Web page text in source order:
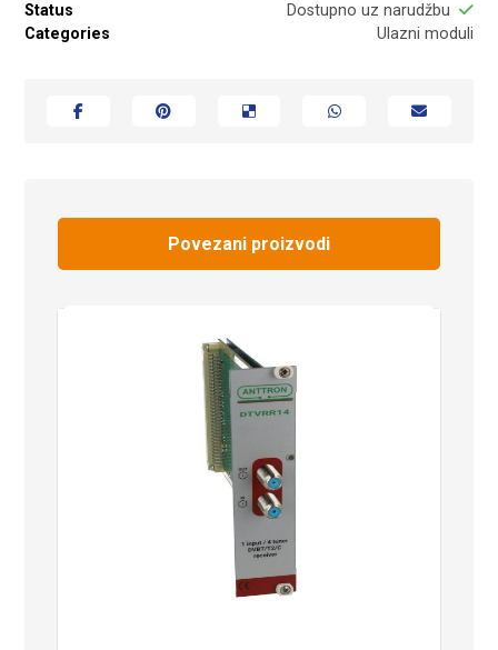
Status
Dostupno uz narudžbu
Categories
Ulazni moduli
Povezani proizvodi